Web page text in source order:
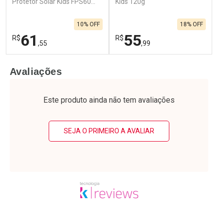
R$61 ,55
10% OFF
Laboratório
Por Menos
R$55,99
18% OFF
Laboratório
Por Menos
Avaliações
Este produto ainda não tem avaliações
SEJA O PRIMEIRO A AVALIAR